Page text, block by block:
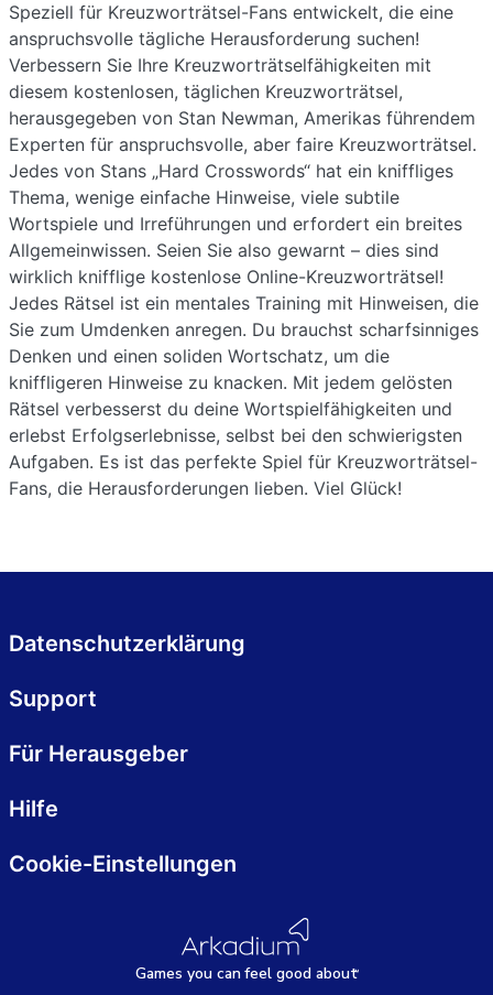
Speziell für Kreuzworträtsel-Fans entwickelt, die eine
anspruchsvolle tägliche Herausforderung suchen!
Verbessern Sie Ihre Kreuzworträtselfähigkeiten mit
diesem kostenlosen, täglichen Kreuzworträtsel,
herausgegeben von Stan Newman, Amerikas führendem
Experten für anspruchsvolle, aber faire Kreuzworträtsel.
Jedes von Stans „Hard Crosswords“ hat ein kniffliges
Thema, wenige einfache Hinweise, viele subtile
Wortspiele und Irreführungen und erfordert ein breites
Allgemeinwissen. Seien Sie also gewarnt – dies sind
wirklich knifflige kostenlose Online-Kreuzworträtsel!
Jedes Rätsel ist ein mentales Training mit Hinweisen, die
Sie zum Umdenken anregen. Du brauchst scharfsinniges
Denken und einen soliden Wortschatz, um die
kniffligeren Hinweise zu knacken. Mit jedem gelösten
Rätsel verbesserst du deine Wortspielfähigkeiten und
erlebst Erfolgserlebnisse, selbst bei den schwierigsten
Aufgaben. Es ist das perfekte Spiel für Kreuzworträtsel-
Fans, die Herausforderungen lieben. Viel Glück!
Games you canfeel good about
Datenschutzerklärung
Support
Für Herausgeber
Hilfe
Cookie-Einstellungen